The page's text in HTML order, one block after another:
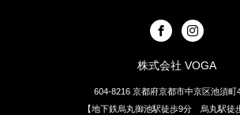
株式会社 VOGA
604-8216 京都府京都市中京区池須町
【地下鉄烏丸御池駅徒歩9分 烏丸駅徒